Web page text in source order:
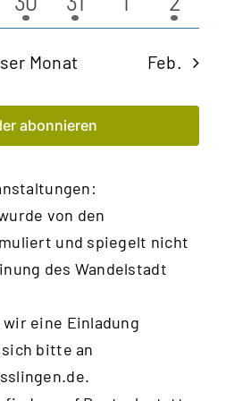
Veranstaltungen
Veranstaltung
Monat Feb.
abonnieren
von den
und spiegelt nicht
des Wandelstadt
eine Einladung
bitte an
.